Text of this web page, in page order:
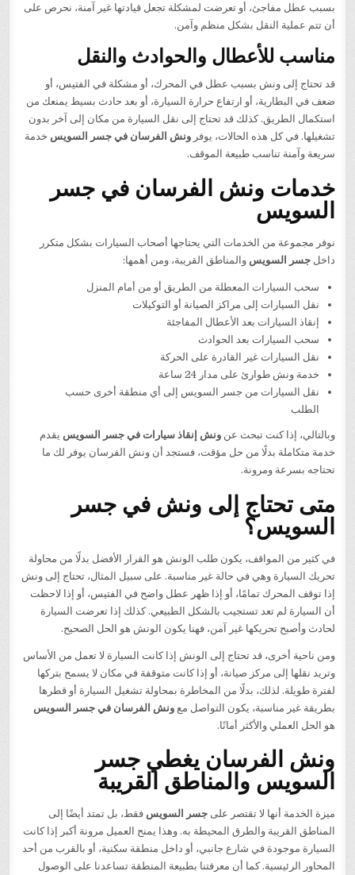
بسبب عطل مفاجئ، أو تعرضت لمشكلة تجعل قيادتها غير آمنة، نحرص على
أن تتم عملية النقل بشكل منظم وآمن.
مناسب للأعطال والحوادث والنقل
قد تحتاج إلى ونش بسبب عطل في المحرك، أو مشكلة في الفتيس، أو
ضعف في البطارية، أو ارتفاع حرارة السيارة، أو بعد حادث بسيط يمنعك من
استكمال الطريق. كذلك قد تحتاج إلى نقل السيارة من مكان إلى آخر بدون
تشغيلها. في كل هذه الحالات، يوفرونش الفرسان في جسر السويس خدمة
سريعة وآمنة تناسب طبيعة الموقف.
خدمات ونش الفرسان في جسر
السويس
نوفر مجموعة من الخدمات التي يحتاجها أصحاب السيارات بشكل متكرر
داخلجسر السويس والمناطق القريبة، ومن أهمها:
سحب السيارات المعطلة من الطريق أو من أمام المنزل
نقل السيارات إلى مراكز الصيانة أو التوكيلات
إنقاذ السيارات بعد الأعطال المفاجئة
سحب السيارات بعد الحوادث
نقل السيارات غير القادرة على الحركة
خدمة ونش طوارئ على مدار 24 ساعة
نقل السيارات من جسر السويس إلى أي منطقة أخرى حسب
الطلب
وبالتالي، إذا كنت تبحث عنونش إنقاذ سيارات في جسر السويس يقدم
خدمة متكاملة بدلًا من حل مؤقت، فستجد أن ونش الفرسان يوفر لك ما
تحتاجه بسرعة ومرونة.
متى تحتاج إلى ونش في جسر
السويس؟
في كثير من المواقف، يكون طلب الونش هو القرار الأفضل بدلًا من محاولة
تحريك السيارة وهي في حالة غير مناسبة. على سبيل المثال، تحتاج إلى ونش
إذا توقف المحرك تمامًا، أو إذا ظهر عطل واضح في الفتيس، أو إذا لاحظت
أن السيارة لم تعد تستجيب بالشكل الطبيعي. كذلك إذا تعرضت السيارة
لحادث وأصبح تحريكها غير آمن، فهنا يكون الونش هو الحل الصحيح.
ومن ناحية أخرى، قد تحتاج إلى الونش إذا كانت السيارة لا تعمل من الأساس
وتريد نقلها إلى مركز صيانة، أو إذا كانت متوقفة في مكان لا يسمح بتركها
لفترة طويلة. لذلك، بدلًا من المخاطرة بمحاولة تشغيل السيارة أو قطرها
بطريقة غير مناسبة، يكون التواصل معونش الفرسان في جسر السويس
هو الحل العملي والأكثر أمانًا.
ونش الفرسان يغطي جسر
السويس والمناطق القريبة
ميزة الخدمة أنها لا تقتصر علىجسر السويس فقط، بل تمتد أيضًا إلى
المناطق القريبة والطرق المحيطة به. وهذا يمنح العميل مرونة أكبر إذا كانت
السيارة موجودة في شارع جانبي، أو داخل منطقة سكنية، أو بالقرب من أحد
المحاور الرئيسية. كما أن معرفتنا بطبيعة المنطقة تساعدنا على الوصول